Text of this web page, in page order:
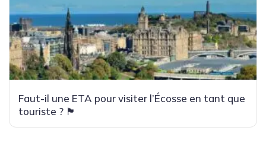
Faut-il une ETA pour visiter l’Écosse en tant que
touriste ? 🏴